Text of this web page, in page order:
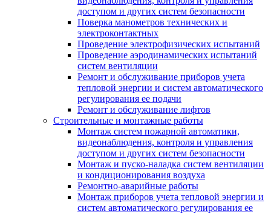
доступом и других систем безопасности
Поверка манометров технических и
электроконтактных
Проведение электрофизических испытаний
Проведение аэродинамических испытаний
систем вентиляции
Ремонт и обслуживание приборов учета
тепловой энергии и систем автоматического
регулирования ее подачи
Ремонт и обслуживание лифтов
Строительные и монтажные работы
Монтаж систем пожарной автоматики,
видеонаблюдения, контроля и управления
доступом и других систем безопасности
Монтаж и пуско-наладка систем вентиляции
и кондиционирования воздуха
Ремонтно-аварийные работы
Монтаж приборов учета тепловой энергии и
систем автоматического регулирования ее